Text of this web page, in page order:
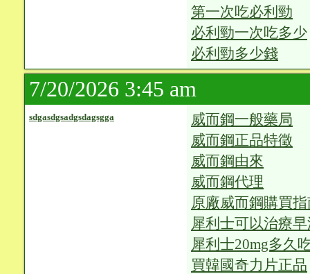
第一次吃必利勁
必利勁一次吃多少
必利勁多少錢
7/20/2026 3:45 am
sdgasdgsadgsdagsgga
威而鋼一般藥局
威而鋼正品特徵
威而鋼由來
威而鋼代理
原廠威而鋼購買
犀利士可以治療
犀利士20mg多久
買韓國奇力片正品